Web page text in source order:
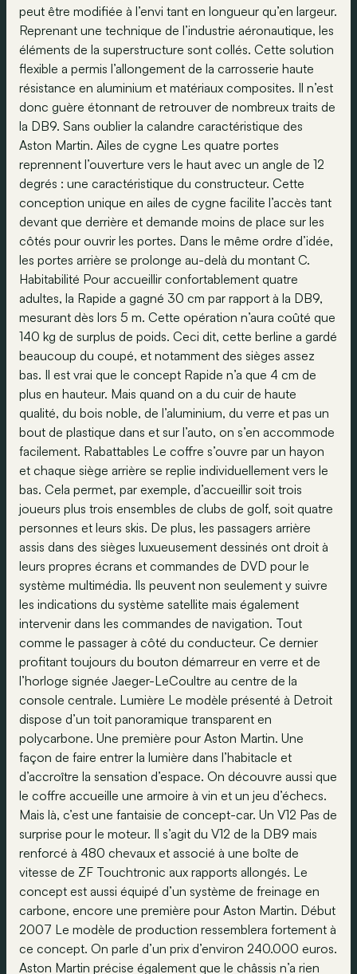
peut être modifiée à l’envi tant en longueur qu’en largeur.
Reprenant une technique de l’industrie aéronautique, les
éléments de la superstructure sont collés. Cette solution
flexible a permis l’allongement de la carrosserie haute
résistance en aluminium et matériaux composites. Il n’est
donc guère étonnant de retrouver de nombreux traits de
la DB9. Sans oublier la calandre caractéristique des
Aston Martin. Ailes de cygne Les quatre portes
reprennent l’ouverture vers le haut avec un angle de 12
degrés : une caractéristique du constructeur. Cette
conception unique en ailes de cygne facilite l’accès tant
devant que derrière et demande moins de place sur les
côtés pour ouvrir les portes. Dans le même ordre d’idée,
les portes arrière se prolonge au-delà du montant C.
Habitabilité Pour accueillir confortablement quatre
adultes, la Rapide a gagné 30 cm par rapport à la DB9,
mesurant dès lors 5 m. Cette opération n’aura coûté que
140 kg de surplus de poids. Ceci dit, cette berline a gardé
beaucoup du coupé, et notamment des sièges assez
bas. Il est vrai que le concept Rapide n’a que 4 cm de
plus en hauteur. Mais quand on a du cuir de haute
qualité, du bois noble, de l’aluminium, du verre et pas un
bout de plastique dans et sur l’auto, on s’en accommode
facilement. Rabattables Le coffre s’ouvre par un hayon
et chaque siège arrière se replie individuellement vers le
bas. Cela permet, par exemple, d’accueillir soit trois
joueurs plus trois ensembles de clubs de golf, soit quatre
personnes et leurs skis. De plus, les passagers arrière
assis dans des sièges luxueusement dessinés ont droit à
leurs propres écrans et commandes de DVD pour le
système multimédia. Ils peuvent non seulement y suivre
les indications du système satellite mais également
intervenir dans les commandes de navigation. Tout
comme le passager à côté du conducteur. Ce dernier
profitant toujours du bouton démarreur en verre et de
l’horloge signée Jaeger-LeCoultre au centre de la
console centrale. Lumière Le modèle présenté à Detroit
dispose d’un toit panoramique transparent en
polycarbone. Une première pour Aston Martin. Une
façon de faire entrer la lumière dans l’habitacle et
d’accroître la sensation d’espace. On découvre aussi que
le coffre accueille une armoire à vin et un jeu d’échecs.
Mais là, c’est une fantaisie de concept-car. Un V12 Pas de
surprise pour le moteur. Il s’agit du V12 de la DB9 mais
renforcé à 480 chevaux et associé à une boîte de
vitesse de ZF Touchtronic aux rapports allongés. Le
concept est aussi équipé d’un système de freinage en
carbone, encore une première pour Aston Martin. Début
2007 Le modèle de production ressemblera fortement à
ce concept. On parle d’un prix d’environ 240.000 euros.
Aston Martin précise également que le châssis n’a rien